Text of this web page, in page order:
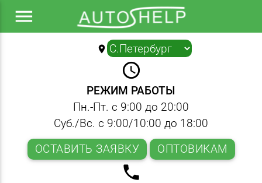
menu
location_on ▼
query_builder
РЕЖИМ РАБОТЫ
Пн.-Пт. с 9:00 до 20:00
Суб./Вс. с 9:00/10:00 до 18:00
ОСТАВИТЬ ЗАЯВКУ
ОПТОВИКАМ
local_phone